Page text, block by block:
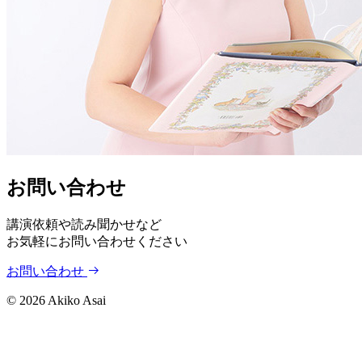
お問い合わせ
講演依頼や読み聞かせなど
お気軽にお問い合わせください
お問い合わせ
© 2026 Akiko Asai